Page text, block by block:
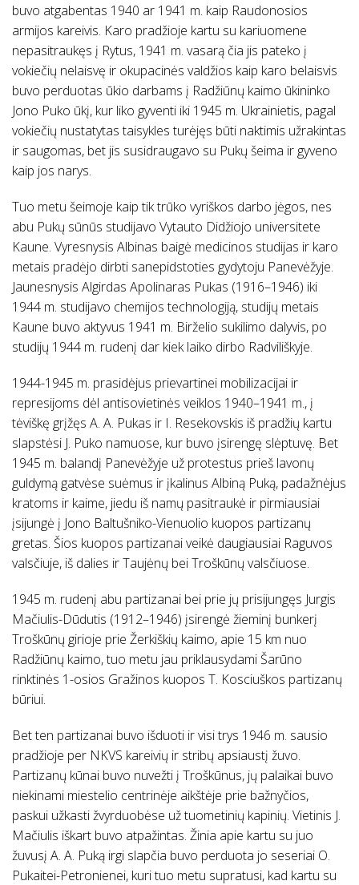
buvo atgabentas 1940 ar 1941 m. kaip Raudonosios
armijos kareivis. Karo pradžioje kartu su kariuomene
nepasitraukęs į Rytus, 1941 m. vasarą čia jis pateko į
vokiečių nelaisvę ir okupacinės valdžios kaip karo belaisvis
buvo perduotas ūkio darbams į Radžiūnų kaimo ūkininko
Jono Puko ūkį, kur liko gyventi iki 1945 m. Ukrainietis, pagal
vokiečių nustatytas taisykles turėjęs būti naktimis užrakintas
ir saugomas, bet jis susidraugavo su Pukų šeima ir gyveno
kaip jos narys.
Tuo metu šeimoje kaip tik trūko vyriškos darbo jėgos, nes
abu Pukų sūnūs studijavo Vytauto Didžiojo universitete
Kaune. Vyresnysis Albinas baigė medicinos studijas ir karo
metais pradėjo dirbti sanepidstoties gydytoju Panevėžyje.
Jaunesnysis Algirdas Apolinaras Pukas (1916–1946) iki
1944 m. studijavo chemijos technologiją, studijų metais
Kaune buvo aktyvus 1941 m. Birželio sukilimo dalyvis, po
studijų 1944 m. rudenį dar kiek laiko dirbo Radviliškyje.
1944-1945 m. prasidėjus prievartinei mobilizacijai ir
represijoms dėl antisovietinės veiklos 1940–1941 m., į
tėviškę grįžęs A. A. Pukas ir I. Resekovskis iš pradžių kartu
slapstėsi J. Puko namuose, kur buvo įsirengę slėptuvę. Bet
1945 m. balandį Panevėžyje už protestus prieš lavonų
guldymą gatvėse suėmus ir įkalinus Albiną Puką, padažnėjus
kratoms ir kaime, jiedu iš namų pasitraukė ir pirmiausiai
įsijungė į Jono Baltušniko-Vienuolio kuopos partizanų
gretas. Šios kuopos partizanai veikė daugiausiai Raguvos
valsčiuje, iš dalies ir Taujėnų bei Troškūnų valsčiuose.
1945 m. rudenį abu partizanai bei prie jų prisijungęs Jurgis
Mačiulis-Dūdutis (1912–1946) įsirengė žieminį bunkerį
Troškūnų girioje prie Žerkiškių kaimo, apie 15 km nuo
Radžiūnų kaimo, tuo metu jau priklausydami Šarūno
rinktinės 1-osios Gražinos kuopos T. Kosciuškos partizanų
būriui.
Bet ten partizanai buvo išduoti ir visi trys 1946 m. sausio
pradžioje per NKVS kareivių ir stribų apsiaustį žuvo.
Partizanų kūnai buvo nuvežti į Troškūnus, jų palaikai buvo
niekinami miestelio centrinėje aikštėje prie bažnyčios,
paskui užkasti žvyrduobėse už tuometinių kapinių. Vietinis J.
Mačiulis iškart buvo atpažintas. Žinia apie kartu su juo
žuvusį A. A. Puką irgi slapčia buvo perduota jo seseriai O.
Pukaitei-Petronienei, kuri tuo metu supratusi, kad kartu su